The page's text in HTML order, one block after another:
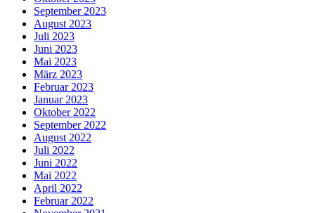
September 2023
August 2023
Juli 2023
Juni 2023
Mai 2023
März 2023
Februar 2023
Januar 2023
Oktober 2022
September 2022
August 2022
Juli 2022
Juni 2022
Mai 2022
April 2022
Februar 2022